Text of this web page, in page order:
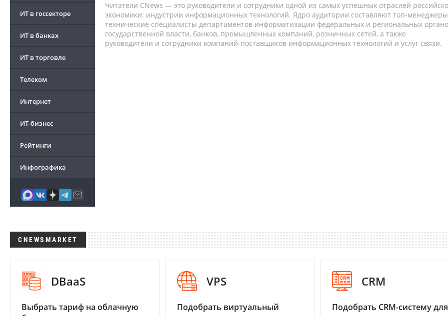
ИТ в госсекторе
ИТ в банках
ИТ в торговле
Телеком
Интернет
ИТ-бизнес
Рейтинги
Инфографика
Читатели CNews — это руководители и сотрудники одной из самых успешных отраслей
экономики: индустрии информационных технологий. Ядро аудитории составляют топ-
технические специалисты департаментов информатизации федеральных и региональных
государственной власти, банков, промышленных компаний, розничных сетей, а также
руководители и сотрудники компаний-поставщиков информационных технологий и услуг связи.
CNEWSMARKET
DBaaS
Выбрать тариф на облачную
VPS
Подобрать виртуальный
CRM
Подобрать CRM-систему для